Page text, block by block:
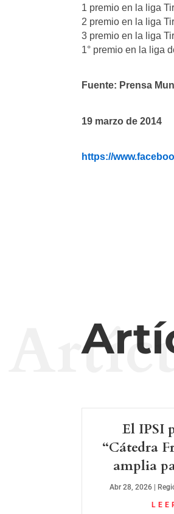
1 premio en la liga
2 premio en la liga
3 premio en la liga
1° premio en la liga
Fuente: Prensa
19 marzo de 2014
https://
El IPSI
“Cátedra
amplia
Abr 28, 2026 |